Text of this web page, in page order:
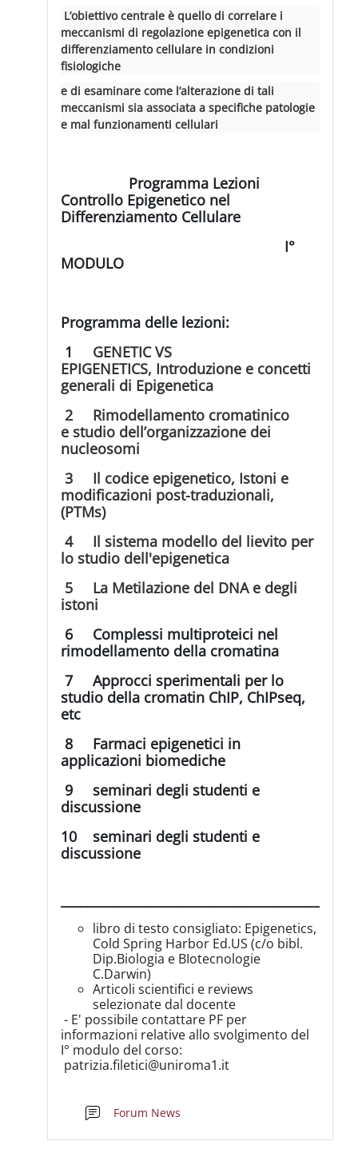
L’obiettivo centrale è quello di correlare i
meccanismi di regolazione epigenetica con il
differenziamento cellulare in condizioni
fisiologiche
e di esaminare come l’alterazione di tali
meccanismi sia associata a specifiche patologie
e mal funzionamenti cellulari
Programma Lezioni
Controllo Epigenetico nel
Differenziamento Cellulare
I°
MODULO
Programma delle lezioni:
1 GENETIC VS
EPIGENETICS, Introduzione e concetti
generali di Epigenetica
2 Rimodellamento cromatinico
e studio dell’organizzazione dei
nucleosomi
3 Il codice epigenetico, Istoni e
modificazioni post-traduzionali,
(PTMs)
4 Il sistema modello del lievito per
lo studio dell'epigenetica
5 La Metilazione del DNA e degli
istoni
6 Complessi multiproteici nel
rimodellamento della cromatina
7 Approcci sperimentali per lo
studio della cromatin ChIP, ChIPseq,
etc
8 Farmaci epigenetici in
applicazioni biomediche
9 seminari degli studenti e
discussione
10 seminari degli studenti e
discussione
libro di testo consigliato: Epigenetics,
Cold Spring Harbor Ed.US (c/o bibl.
Dip.Biologia e BIotecnologie
C.Darwin)
Articoli scientifici e reviews
selezionate dal docente
- E' possibile contattare PF per
informazioni relative allo svolgimento del
I° modulo del corso:
patrizia.filetici@uniroma1.it
Forum News